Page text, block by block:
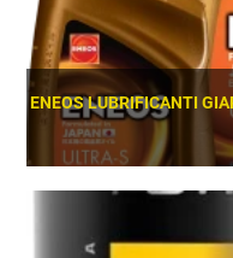
ENEOS LUBRIFICANTI